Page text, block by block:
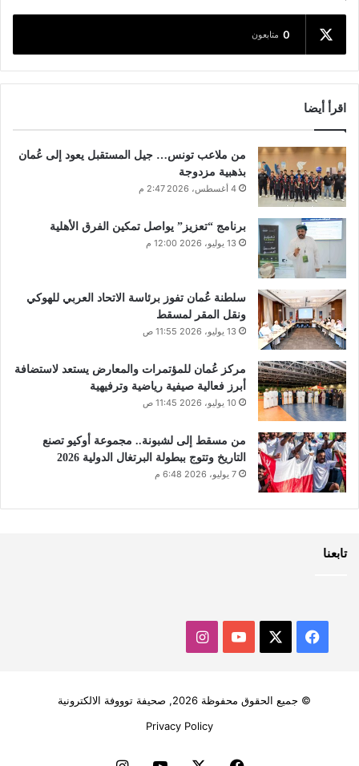
0 متابعون
اقرأ أيضا
من ملاعب تونس… جيل المستقبل يعود إلى عُمان
بذهبية مزدوجة
4 أغسطس، 2026 2:47 م
برنامج “تعزيز” يواصل تمكين الفرق الأهلية
13 يوليو، 2026 12:00 م
سلطنة عُمان تفوز برئاسة الاتحاد العربي للهوكي
ونقل المقر لمسقط
13 يوليو، 2026 11:55 ص
مركز عُمان للمؤتمرات والمعارض يستعد لاستضافة
أبرز فعالية صيفية رياضية وترفيهية
10 يوليو، 2026 11:45 ص
من مسقط إلى لشبونة.. مجموعة أوكيو تصنع
التاريخ وتتوج ببطولة البرتغال الدولية 2026
7 يوليو، 2026 6:48 م
تابعنا
فيسبوك ‫YouTubeانستقرام
© جميع الحقوق محفوظة 2026, صحيفة توووفة الالكترونية
Privacy Policy